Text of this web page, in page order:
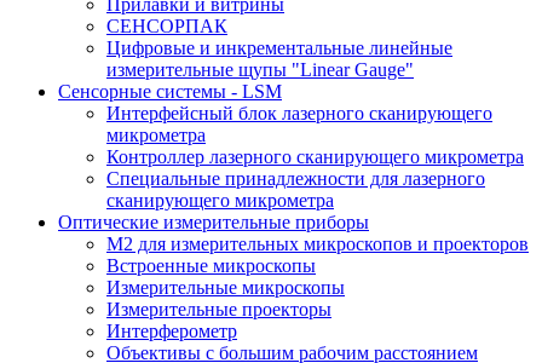
Прилавки и витрины
СЕНСОРПАК
Цифровые и инкрементальные линейные
измерительные щупы "Linear Gauge"
Сенсорные системы - LSM
Интерфейсный блок лазерного сканирующего
микрометра
Контроллер лазерного сканирующего микрометра
Специальные принадлежности для лазерного
сканирующего микрометра
Оптические измерительные приборы
M2 для измерительных микроскопов и проекторов
Встроенные микроскопы
Измерительные микроскопы
Измерительные проекторы
Интерферометр
Объективы с большим рабочим расстоянием